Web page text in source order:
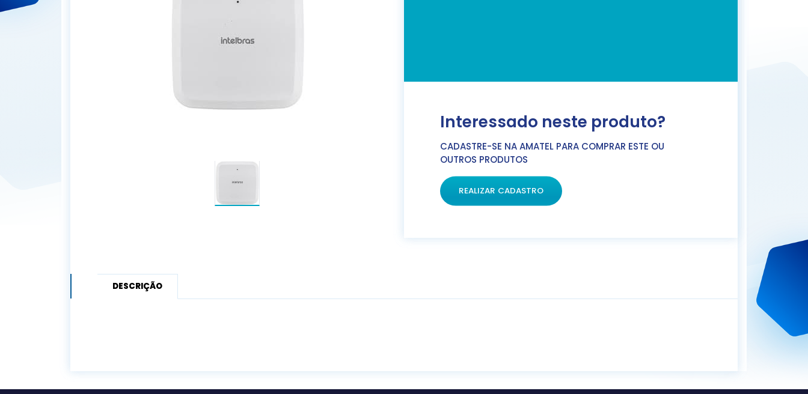
Interessado neste produto?
CADASTRE-SE NA AMATEL PARA COMPRAR ESTE OU
OUTROS PRODUTOS
REALIZAR CADASTRO
DESCRIÇÃO